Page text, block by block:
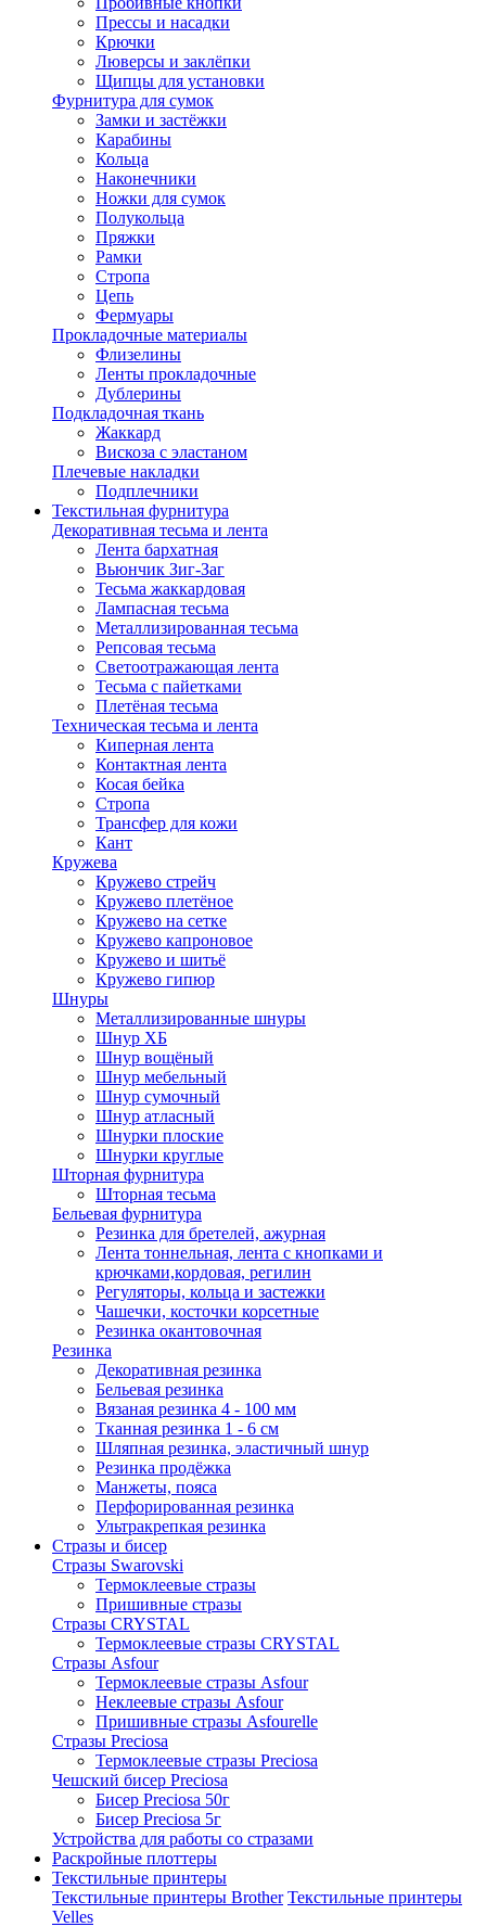
Прессы и насадки
Крючки
Люверсы и заклёпки
Щипцы для установки
Фурнитура для сумок
Замки и застёжки
Карабины
Кольца
Наконечники
Ножки для сумок
Полукольца
Пряжки
Рамки
Стропа
Цепь
Фермуары
Прокладочные материалы
Флизелины
Ленты прокладочные
Дублерины
Подкладочная ткань
Жаккард
Вискоза с эластаном
Плечевые накладки
Подплечники
Текстильная фурнитура
Декоративная тесьма и лента
Лента бархатная
Вьюнчик Зиг-Заг
Тесьма жаккардовая
Лампасная тесьма
Металлизированная тесьма
Репсовая тесьма
Светоотражающая лента
Тесьма с пайетками
Плетёная тесьма
Техническая тесьма и лента
Киперная лента
Контактная лента
Косая бейка
Стропа
Трансфер для кожи
Кант
Кружева
Кружево стрейч
Кружево плетёное
Кружево на сетке
Кружево капроновое
Кружево и шитьё
Кружево гипюр
Шнуры
Металлизированные шнуры
Шнур ХБ
Шнур вощёный
Шнур мебельный
Шнур сумочный
Шнур атласный
Шнурки плоские
Шнурки круглые
Шторная фурнитура
Шторная тесьма
Бельевая фурнитура
Резинка для бретелей, ажурная
Лента тоннельная, лента с кнопками и
крючками,кордовая, регилин
Регуляторы, кольца и застежки
Чашечки, косточки корсетные
Резинка окантовочная
Резинка
Декоративная резинка
Бельевая резинка
Вязаная резинка 4 - 100 мм
Тканная резинка 1 - 6 см
Шляпная резинка, эластичный шнур
Резинка продёжка
Манжеты, пояса
Перфорированная резинка
Ультракрепкая резинка
Стразы и бисер
Стразы Swarovski
Термоклеевые стразы
Пришивные стразы
Стразы CRYSTAL
Термоклеевые стразы CRYSTAL
Стразы Asfour
Термоклеевые стразы Asfour
Неклеевые стразы Asfour
Пришивные стразы Asfourelle
Стразы Preciosa
Термоклеевые стразы Preciosa
Чешский бисер Preciosa
Бисер Preciosa 50г
Бисер Preciosa 5г
Устройства для работы со стразами
Раскройные плоттеры
Текстильные принтеры
Текстильные принтеры Brother Текстильные принтеры
Velles